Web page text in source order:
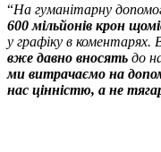
“На гуманітарну
600 мільйонів крон
у графіку в
вже давно вносять до
ми витрачаємо на
нас цінністю, а не